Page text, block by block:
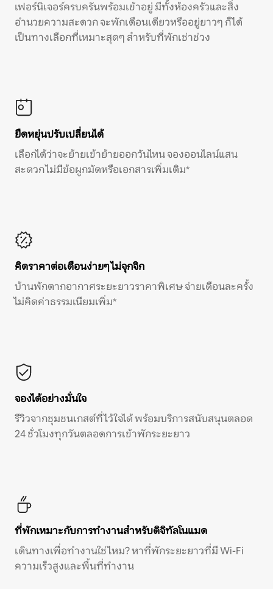
เฟอร์นิเจอร์ครบครันพร้อมเข้าอยู่ มีทั้งห้องครัวและสิ่ง
อำนวยความสะดวก จะพักเดือนเดียวหรืออยู่ยาวๆ ก็ได้
เป็นทางเลือกที่เหมาะสุดๆ สำหรับที่พักเช่าช่วง
ยืดหยุ่นปรับเปลี่ยนได้
เลือกได้ว่าจะย้ายเข้าย้ายออกวันไหน จองออนไลน์แสน
สะดวก ไม่มีข้อผูกมัดหรือเอกสารเพิ่มเติม*
คิดราคาต่อเดือนง่ายๆ ไม่จุกจิก
บ้านพักตากอากาศระยะยาวราคาพิเศษ จ่ายเดือนละครั้ง
ไม่คิดค่าธรรมเนียมเพิ่ม*
จองได้อย่างมั่นใจ
รีวิวจากชุมชนเกสต์ที่ไว้ใจได้ พร้อมบริการสนับสนุนตลอด
24 ชั่วโมงทุกวันตลอดการเข้าพักระยะยาว
ที่พักเหมาะกับการทำงานสำหรับดิจิทัลโนแมด
เดินทางเพื่อทำงานใช่ไหม? หาที่พักระยะยาวที่มี Wi-Fi
ความเร็วสูงและพื้นที่ทำงาน